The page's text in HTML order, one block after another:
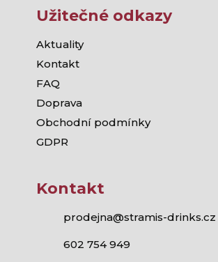
Užitečné odkazy
Aktuality
Kontakt
FAQ
Doprava
Obchodní podmínky
GDPR
Kontakt
prodejna@stramis-drinks.cz
602 754 949